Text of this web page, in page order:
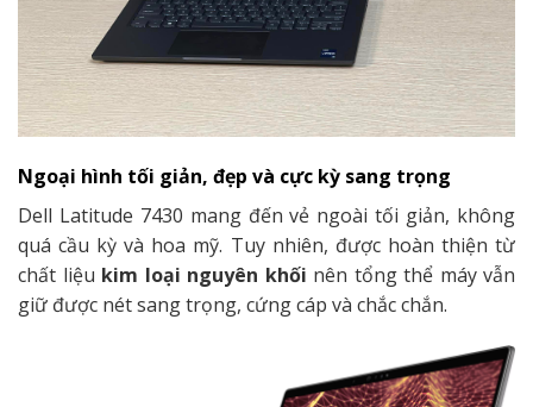
Ngoại hình tối giản, đẹp và cực kỳ sang trọng
Dell Latitude 7430 mang đến vẻ ngoài tối giản, không
quá cầu kỳ và hoa mỹ. Tuy nhiên, được hoàn thiện từ
chất liệu kim loại nguyên khối nên tổng thể máy vẫn
giữ được nét sang trọng, cứng cáp và chắc chắn.